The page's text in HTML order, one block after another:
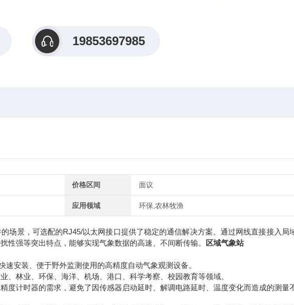
19853697985
价格区间 面议
应用领域 环保,农林牧渔
场景，可选配的RJ45/以太网接口提供了稳定的通信解决方案。通过网线直接接入局
性强等突出特点，能够实现气象数据的高速、不间断传输。
区域气象站
安装、便于野外监测使用的高精度自动气象观测设备。
林业、环保、海洋、机场、港口、科学考察、校园教育等领域。
计时器的需求，避免了因传感器启动延时、解调电路延时、温度变化而造成的测量